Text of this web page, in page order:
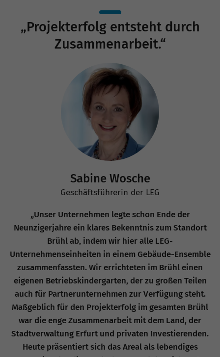
„Projekterfolg entsteht durch
Zusammenarbeit.“
Sabine Wosche
Geschäftsführerin der LEG
„Unser Unternehmen legte schon Ende der
Neunzigerjahre ein klares Bekenntnis zum Standort
Brühl ab, indem wir hier alle LEG-
Unternehmenseinheiten in einem Gebäude-Ensemble
zusammenfassten. Wir errichteten im Brühl einen
eigenen Betriebskindergarten, der zu großen Teilen
auch für Partnerunternehmen zur Verfügung steht.
Maßgeblich für den Projekterfolg im gesamten Brühl
war die enge Zusammenarbeit mit dem Land, der
Stadtverwaltung Erfurt und privaten Investierenden.
Heute präsentiert sich das Areal als lebendiges